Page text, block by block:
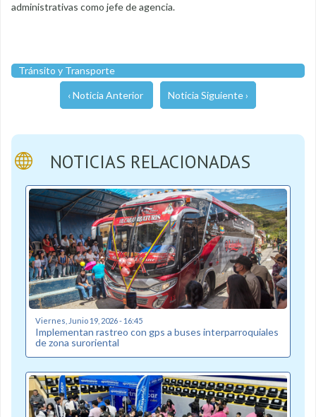
administrativas como jefe de agencia.
Tránsito y Transporte
‹ Noticia Anterior Noticia Siguiente ›
NOTICIAS RELACIONADAS
Viernes, Junio 19, 2026 - 16:45
Implementan rastreo con gps a buses interparroquiales
de zona suroriental